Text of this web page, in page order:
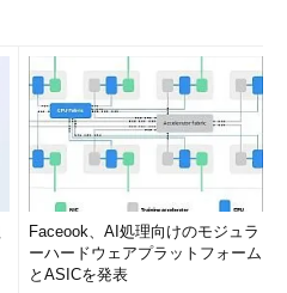
Faceook、AI処理向けのモジュラ
ーハードウェアプラットフォーム
とASICを発表